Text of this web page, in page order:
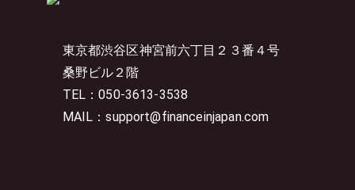
東京都渋谷区神宮前六丁目２３番４号
桑野ビル２階
TEL：050-3613-3538
MAIL：support@financeinjapan.com